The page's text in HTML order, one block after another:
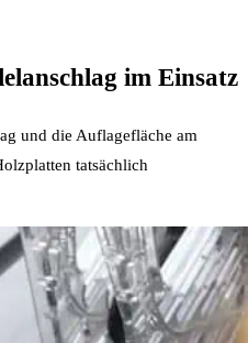
im Einsatz
und die Auflagefläche am
tatsächlich